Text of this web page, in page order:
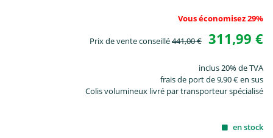
Vous économisez 29%
Prix de vente conseillé441,00 € 311,99 €
inclus 20% de TVA
frais de port de 9,90 € en sus
Colis volumineux livré par transporteur spécialisé
en stock